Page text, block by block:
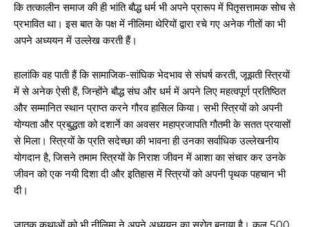
कि तत्कालीन समाज की ही भांति बौद्ध धर्म भी अपने प्रारूप में पितृसत्तामक सोच से
प्रभावित था। इस बात के पक्ष में नीलिमा थेरियों द्वारा रचे गए अनेक गीतों का भी
अपने अध्ययन में उल्लेख करती हैं।
हालांकि वह पाती हैं कि सामाजिक-सांघिक भेदभाव से संघर्ष करती, जूझती स्त्रियों
में से अनेक ऐसी हैं, जिन्होंने बौद्ध संघ और धर्म में अपने लिए महत्वपूर्ण प्रतिष्ठित
और सम्मानित स्थान प्राप्त करने गौरव हासिल किया। सभी स्त्रियों को अपनी
योग्यता और प्रबुद्धता को दशार्ने का अवसर महाप्रजापति गौतमी के सतत प्रयासों
से मिला। स्त्रियों के प्रति सदेच्छा की भावना ही उनका सर्वाधिक उल्लेखनीय
योगदान है, जिसने तमाम स्त्रियों के निराश जीवन में आशा का संचार कर उनके
जीवन को एक नयी दिशा दी और इतिहास में स्त्रियों को अपनी पृथक पहचान भी
दी।